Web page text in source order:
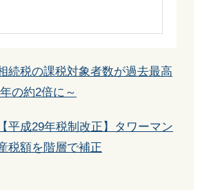
続税の課税対象者数が過去最高
の約2倍に～
【平成29年税制改正】タワーマン
税額を階層で補正